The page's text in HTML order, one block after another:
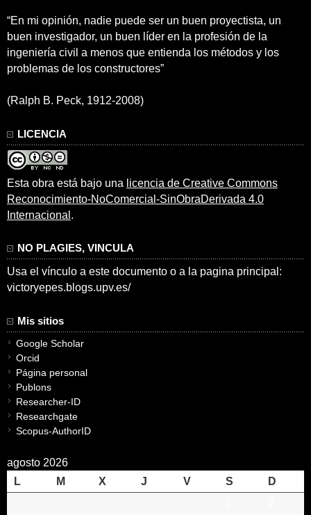
“En mi opinión, nadie puede ser un buen proyectista, un
buen investigador, un buen líder en la profesión de la
ingeniería civil a menos que entienda los métodos y los
problemas de los constructores”
(Ralph B. Peck, 1912-2008)
LICENCIA
Esta obra está bajo una licencia de Creative Commons
Reconocimiento-NoComercial-SinObraDerivada 4.0
Internacional .
NO PLAGIES, VINCULA
Usa el vínculo a este documento o a la pagina principal:
victoryepes.blogs.upv.es/
Mis sitios
Google Scholar
Orcid
Página personal
Publons
Researcher-ID
Researchgate
Scopus-AuthorID
agosto 2026
L
M X J V S
D